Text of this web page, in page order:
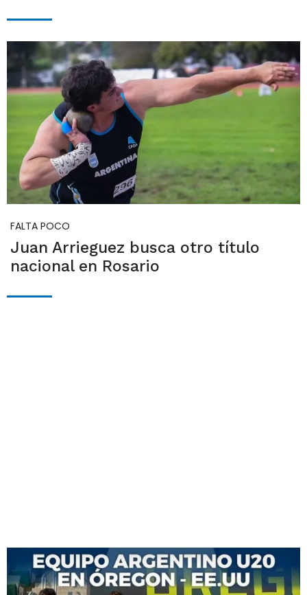
FALTA POCO
Juan Arrieguez busca otro título
nacional en Rosario